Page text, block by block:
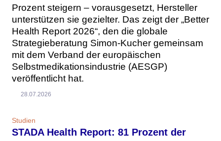
Prozent steigern – vorausgesetzt, Hersteller
unterstützen sie gezielter. Das zeigt der „Better
Health Report 2026“, den die globale
Strategieberatung Simon-Kucher gemeinsam
mit dem Verband der europäischen
Selbstmedikationsindustrie (AESGP)
veröffentlicht hat.
28.07.2026
Studien
STADA Health Report: 81 Prozent der